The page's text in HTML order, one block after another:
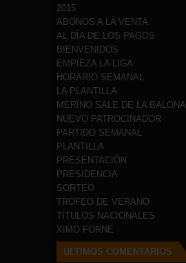
2015
ABONOS A LA VENTA
AL DÍA DE LOS PAGOS
BIENVENIDOS
EMPIEZA LA LIGA
HORARIO SEMANAL
LA PLANTILLA
MERINO SALE DE LA BALONA
NUEVO PATROCINADOR
PARTIDO SEMANAL
PLANTILLA
PRESENTACIÓN
PRESIDENCIA
SORTEO
TROFEO DE VERANO
TÍTULOS NACIONALES
XIMO FORNE
ÚLTIMOS COMENTARIOS